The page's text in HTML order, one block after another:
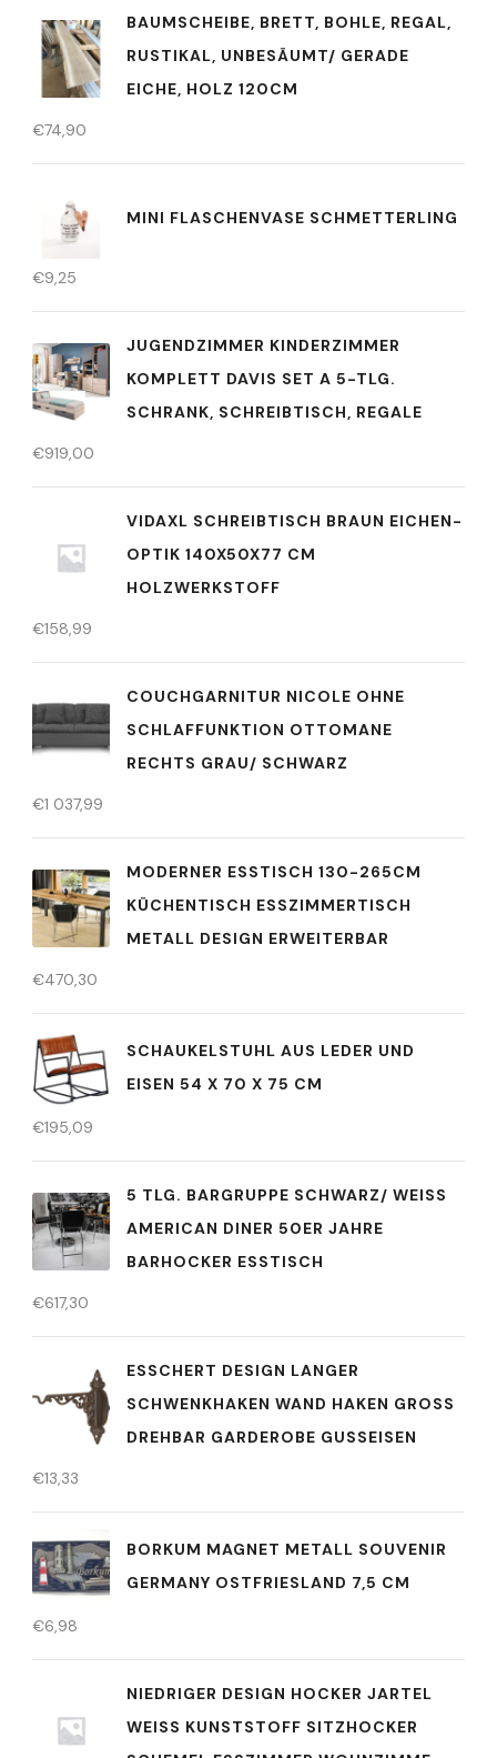
BAUMSCHEIBE, BRETT, BOHLE, REGAL,
RUSTIKAL, UNBESÄUMT/ GERADE
EICHE, HOLZ 120CM
€74,90
MINI FLASCHENVASE SCHMETTERLING
€9,25
JUGENDZIMMER KINDERZIMMER
KOMPLETT DAVIS SET A 5-TLG.
SCHRANK, SCHREIBTISCH, REGALE
€919,00
VIDAXL SCHREIBTISCH BRAUN EICHEN-
OPTIK 140X50X77 CM
HOLZWERKSTOFF
€158,99
COUCHGARNITUR NICOLE OHNE
SCHLAFFUNKTION OTTOMANE
RECHTS GRAU/ SCHWARZ
€1 037,99
MODERNER ESSTISCH 130-265CM
KÜCHENTISCH ESSZIMMERTISCH
METALL DESIGN ERWEITERBAR
€470,30
SCHAUKELSTUHL AUS LEDER UND
EISEN 54 X 70 X 75 CM
€195,09
5 TLG. BARGRUPPE SCHWARZ/ WEISS A
MERICAN DINER 50ER JAHRE B
ARHOCKER ESSTISCH
€617,30
ESSCHERT DESIGN LANGER
SCHWENKHAKEN WAND HAKEN GROSS
DREHBAR GARDEROBE GUSSEISEN
€13,33
BORKUM MAGNET METALL SOUVENIR
GERMANY OSTFRIESLAND 7,5 CM
€6,98
NIEDRIGER DESIGN HOCKER JARTEL
WEISS KUNSTSTOFF SITZHOCKER S